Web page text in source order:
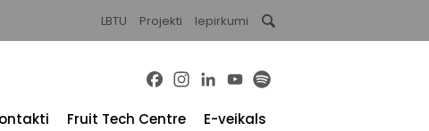
LBTU Projekti Iepirkumi
Facebook
Instagram
LinkedInYouTube
Fruit Tech Centre E-veikals